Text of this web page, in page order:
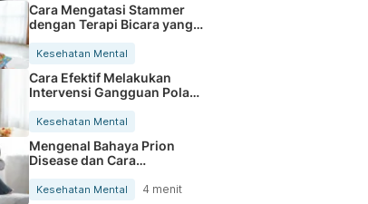
Cara Mengatasi Stammer
dengan Terapi Bicara yang
Efektif
Kesehatan Mental
Cara Efektif Melakukan
Intervensi Gangguan Pola
Kesehatan Mental
Mengenal Bahaya Prion
Disease dan Cara
Manusia
Kesehatan Mental 4 menit